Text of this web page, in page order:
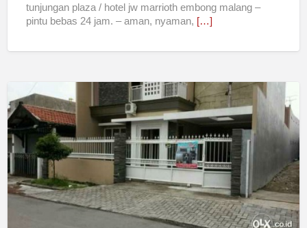
tunjungan plaza / hotel jw marrioth embong malang –
pintu bebas 24 jam. – aman, nyaman, […]
Baru
Kutisari
Selatan
Executive